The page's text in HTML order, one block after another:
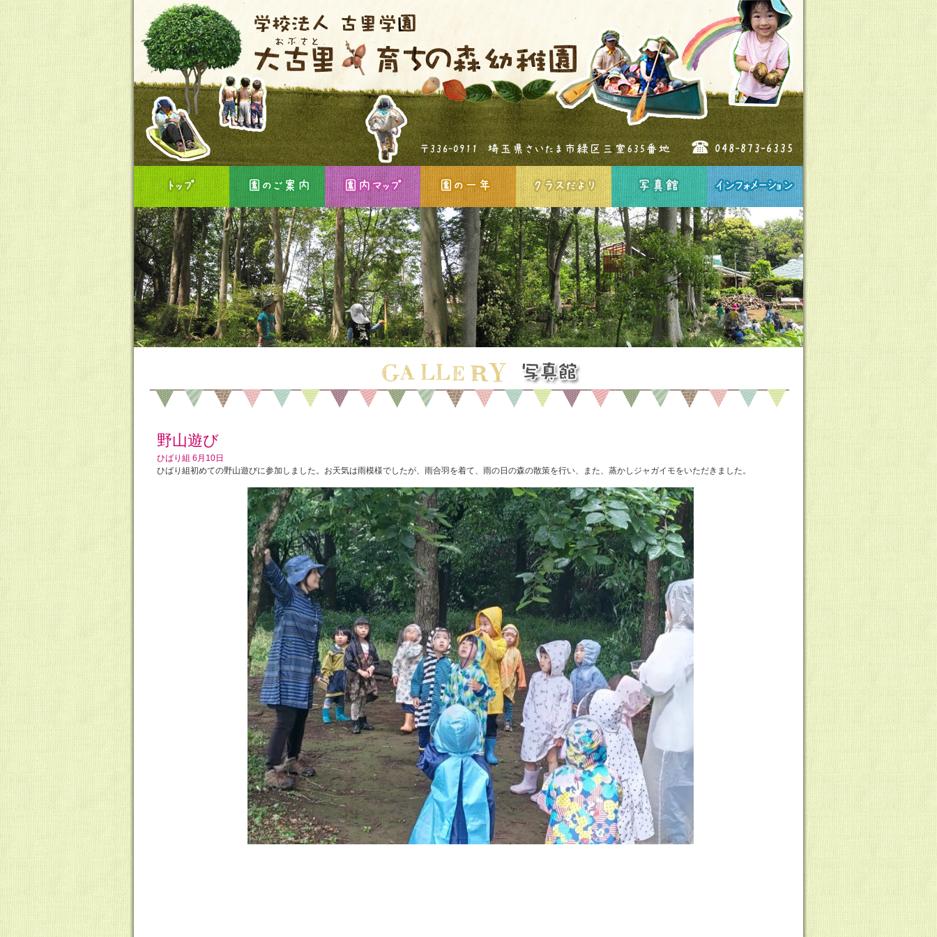
野山遊び
ひばり組 6月10日
ひばり組初めての野山遊びに参加しました。お天気は雨模様でしたが、雨合羽を着て、雨の日の森の散策を行い、また、蒸かしジャガイモをいただきました。